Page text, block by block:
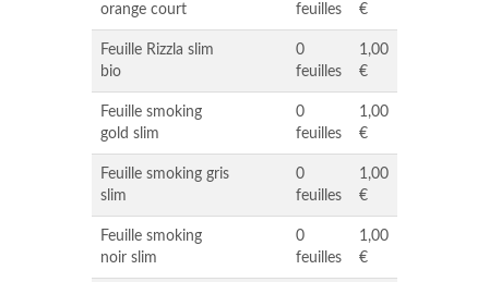
orange court
feuilles
€
Feuille Rizzla slim
bio
0
feuilles
1,00
€
Feuille smoking
gold slim
0
feuilles
1,00
€
Feuille smoking gris
slim
0
feuilles
1,00
€
Feuille smoking
noir slim
0
feuilles
1,00
€